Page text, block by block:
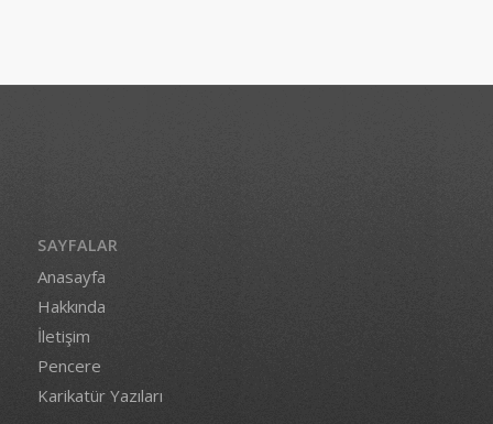
SAYFALAR
Anasayfa
Hakkında
İletişim
Pencere
Karikatür Yazıları